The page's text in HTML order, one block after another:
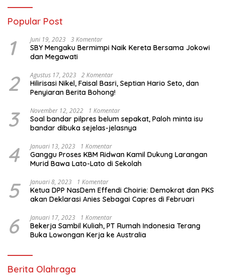
Popular Post
1 Juni 19, 2023 3 Komentar
SBY Mengaku Bermimpi Naik Kereta Bersama Jokowi
dan Megawati
2 Agustus 17, 2023 2 Komentar
Hilirisasi Nikel, Faisal Basri, Septian Hario Seto, dan
Penyiaran Berita Bohong!
3 November 12, 2022 1 Komentar
Soal bandar pilpres belum sepakat, Paloh minta isu
bandar dibuka sejelas-jelasnya
4 Januari 13, 2023 1 Komentar
Ganggu Proses KBM Ridwan Kamil Dukung Larangan
Murid Bawa Lato-Lato di Sekolah
5 Januari 8, 2023 1 Komentar
Ketua DPP NasDem Effendi Choirie: Demokrat dan PKS
akan Deklarasi Anies Sebagai Capres di Februari
6 Januari 17, 2023 1 Komentar
Bekerja Sambil Kuliah, PT Rumah Indonesia Terang
Buka Lowongan Kerja ke Australia
Berita Olahraga